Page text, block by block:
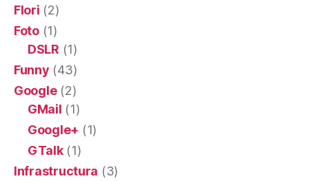
Flori (2)
Foto(1)
DSLR (1)
Funny (43)
Google(2)
GMail (1)
Google+ (1)
GTalk(1)
Infrastructura (3)